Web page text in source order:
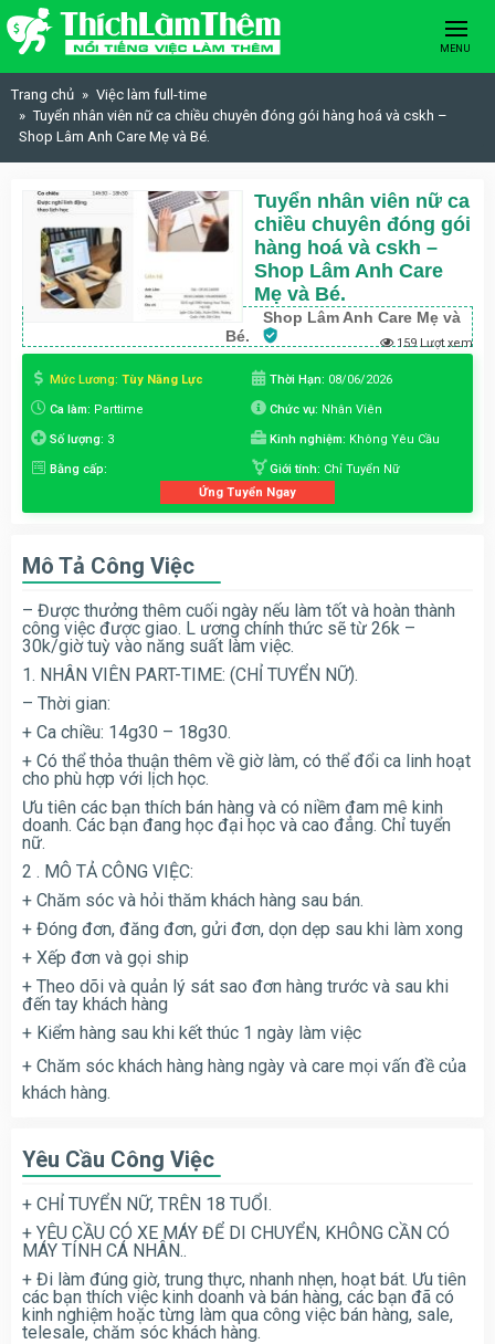
Skip to content
MENU
Trang chủ
Việc làm full-time
Tuyển nhân viên nữ ca chiều chuyên đóng gói hàng hoá và cskh –
Shop Lâm Anh Care Mẹ và Bé.
Tuyển nhân viên nữ ca
chiều chuyên đóng gói
hàng hoá và cskh –
Shop Lâm Anh Care
Mẹ và Bé.
Shop Lâm Anh Care Mẹ và
Bé.
159 Lượt xem
Mức Lương: Tùy Năng Lực Thời Hạn: 08/06/2026
Ca làm: Parttime Chức vụ: Nhân Viên
Số lượng: 3 Kinh nghiệm: Không Yêu Cầu
Bằng cấp: Giới tính: Chỉ Tuyển Nữ
Ứng Tuyển Ngay
Mô Tả Công Việc
– Được thưởng thêm cuối ngày nếu làm tốt và hoàn thành
công việc được giao. L ương chính thức sẽ từ 26k –
30k/giờ tuỳ vào năng suất làm việc.
1. NHÂN VIÊN PART-TIME: (CHỈ TUYỂN NỮ).
– Thời gian:
+ Ca chiều: 14g30 – 18g30.
+ Có thể thỏa thuận thêm về giờ làm, có thể đổi ca linh hoạt
cho phù hợp với lịch học.
Ưu tiên các bạn thích bán hàng và có niềm đam mê kinh
doanh. Các bạn đang học đại học và cao đẳng. Chỉ tuyển
nữ.
2 . MÔ TẢ CÔNG VIỆC:
+ Chăm sóc và hỏi thăm khách hàng sau bán.
+ Đóng đơn, đăng đơn, gửi đơn, dọn dẹp sau khi làm xong
+ Xếp đơn và gọi ship
+ Theo dõi và quản lý sát sao đơn hàng trước và sau khi
đến tay khách hàng
+ Kiểm hàng sau khi kết thúc 1 ngày làm việc
+ Chăm sóc khách hàng hàng ngày và care mọi vấn đề của
khách hàng.
Yêu Cầu Công Việc
+ CHỈ TUYỂN NỮ, TRÊN 18 TUỔI.
+ YÊU CẦU CÓ XE MÁY ĐỂ DI CHUYỂN, KHÔNG CẦN CÓ
MÁY TÍNH CÁ NHÂN..
+ Đi làm đúng giờ, trung thực, nhanh nhẹn, hoạt bát. Ưu tiên
các bạn thích việc kinh doanh và bán hàng, các bạn đã có
kinh nghiệm hoặc từng làm qua công việc bán hàng, sale,
telesale, chăm sóc khách hàng.